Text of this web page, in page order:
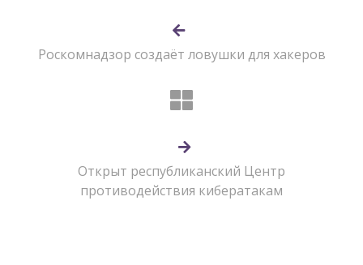
Роскомнадзор создаёт ловушки для хакеров
Открыт республиканский Центр
противодействия кибератакам